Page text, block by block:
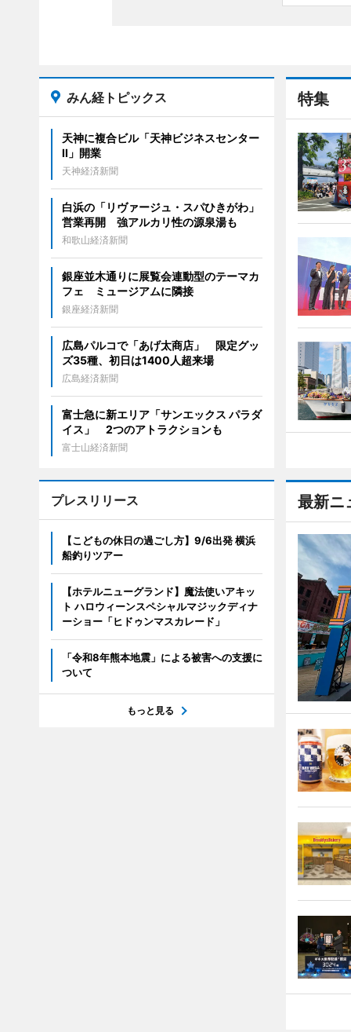
特集
最新ニ
みん経トピックス
天神に複合ビル「天神ビジネスセンター
II」開業
天神経済新聞
白浜の「リヴァージュ・スパひきがわ」
営業再開 強アルカリ性の源泉湯も
和歌山経済新聞
銀座並木通りに展覧会連動型のテーマカ
フェ ミュージアムに隣接
銀座経済新聞
広島パルコで「あげ太商店」 限定グッ
ズ35種、初日は1400人超来場
広島経済新聞
富士急に新エリア「サンエックス パラダ
イス」 2つのアトラクションも
富士山経済新聞
プレスリリース
【こどもの休日の過ごし方】9/6出発 横浜
船釣りツアー
【ホテルニューグランド】魔法使いアキッ
ト ハロウィーンスペシャルマジックディナ
ーショー「ヒドゥンマスカレード」
「令和8年熊本地震」による被害への支援に
ついて
もっと見る